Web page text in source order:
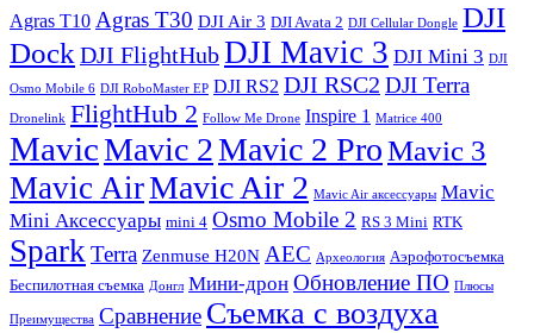
Agras T10 Agras T30 DJI Air 3 DJI Avata 2 DJI Cellular Dongle DJI
Dock DJI FlightHubDJI Mavic 3 DJI Mini 3 DJI
Osmo Mobile 6 DJI RoboMaster EP DJI RS2 DJI RSC2 DJI Terra
Dronelink FlightHub 2 Follow Me Drone Inspire 1 Matrice 400
MavicMavic 2Mavic 2 ProMavic 3
Mavic AirMavic Air 2 Mavic Air аксессуары Mavic
Mini Аксессуары mini 4 Osmo Mobile 2 RS 3 Mini RTK
SparkTerra Zenmuse H20N АЕС Археология Аэрофотосъемка
Беспилотная съемка Донгл Мини-дрон Обновление ПО Плюсы
Преимущества Сравнение Съемка с воздуха